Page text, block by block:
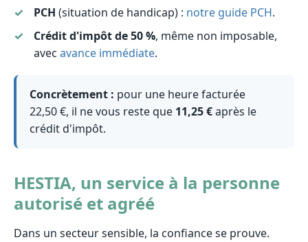
PCH (situation de handicap) : notre guide PCH.
Crédit d'impôt de 50 %, même non imposable,
avec avance immédiate.
Concrètement : pour une heure facturée
22,50 €, il ne vous reste que 11,25 €après le
crédit d'impôt.
HESTIA, un service à la personne
autorisé et agréé
Dans un secteur sensible, la confiance se prouve.